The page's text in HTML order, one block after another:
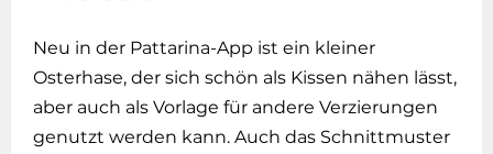
Neu in der Pattarina-App ist ein kleiner
Osterhase, der sich schön als Kissen nähen lässt,
aber auch als Vorlage für andere Verzierungen
genutzt werden kann. Auch das Schnittmuster